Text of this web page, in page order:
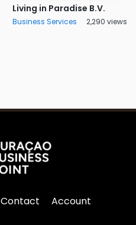
Living in Paradise B.V.
Business Services 2,290 views
Contact Account